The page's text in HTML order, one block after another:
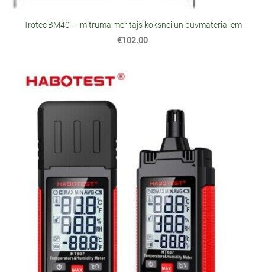
Trotec BM40 — mitruma mērītājs koksnei un būvmateriāliem
€102.00